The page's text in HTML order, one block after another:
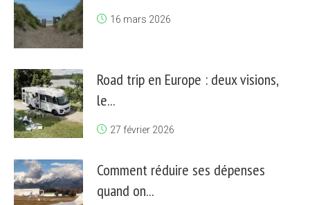
16 mars 2026
Road trip en Europe : deux visions,
le...
27 février 2026
Comment réduire ses dépenses
quand on...